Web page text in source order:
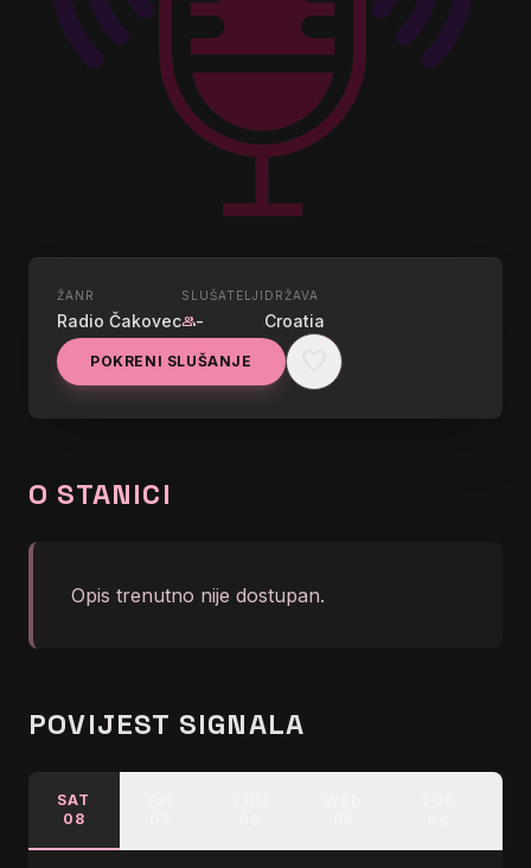
UŽIVO
HRVATSKI RADIO
ČAKOVEC D.O.O.
graphic_eq</body></html>
ŽANR
Radio Čakovec
SLUŠATELJI
group-
DRŽAVA
Croatia
POKRENI SLUŠANJE
O STANICI
Opis trenutno nije dostupan.
POVIJEST SIGNALA
SAT
08